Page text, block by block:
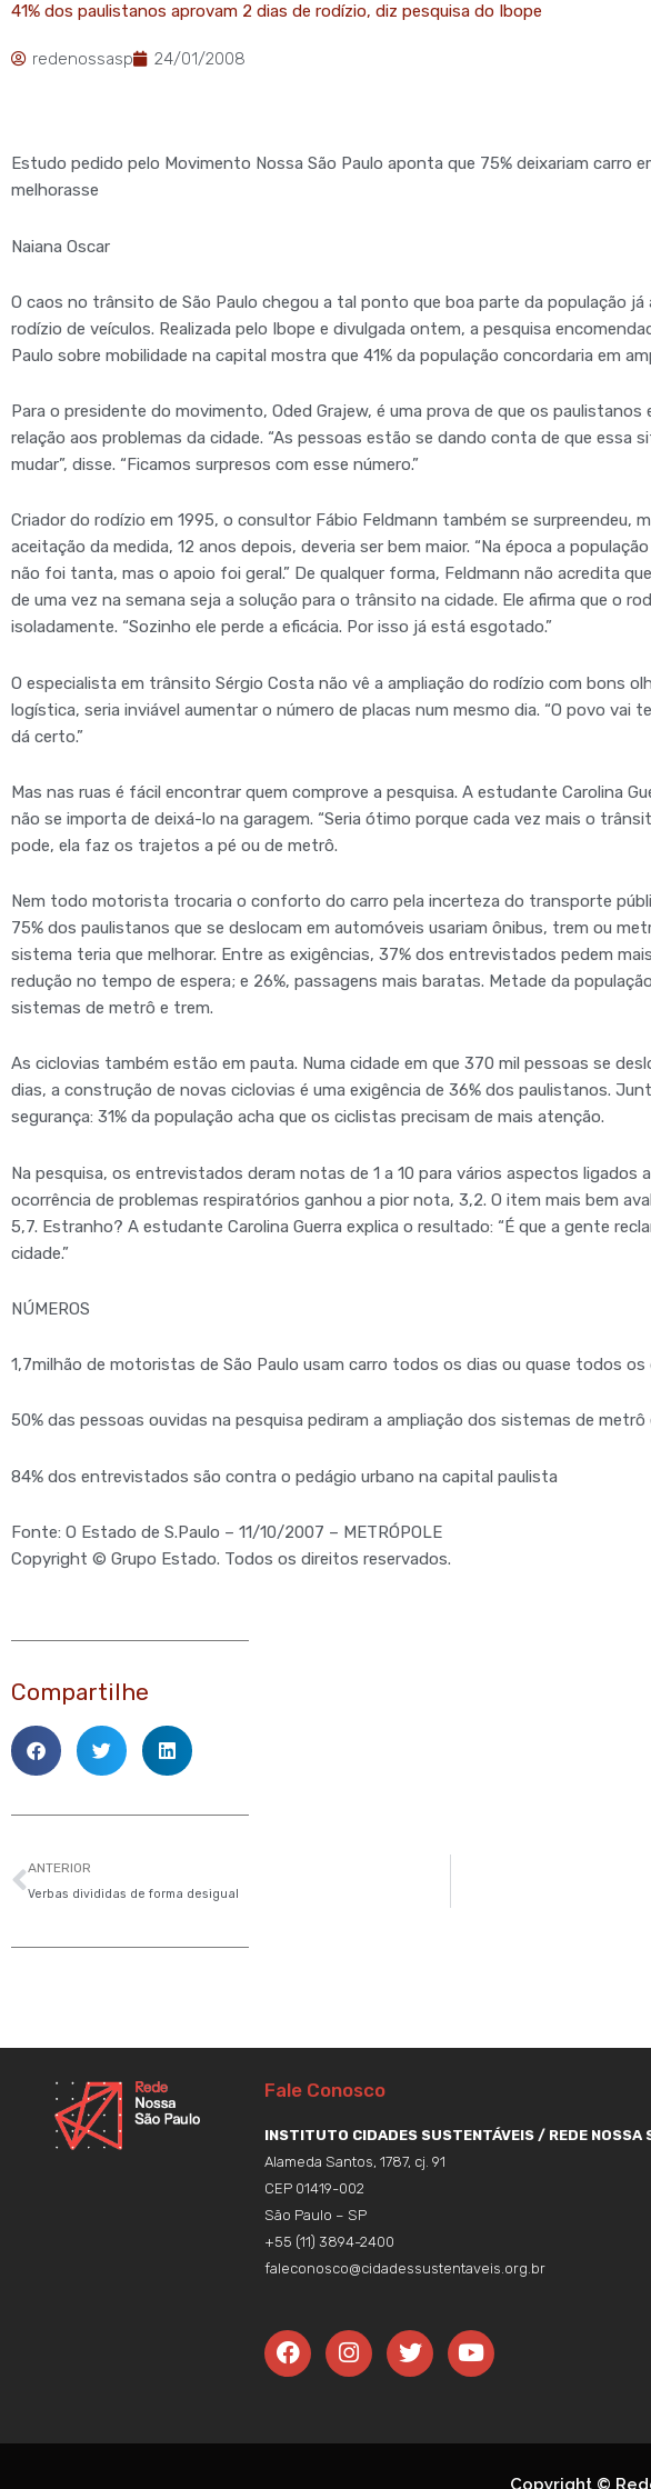
41% dos paulistanos aprovam 2 dias de rodízio, diz pesquisa do Ibope
redenossasp 24/01/2008
Estudo pedido pelo Movimento Nossa São Paulo aponta que 75% deixariam carro
melhorasse
Naiana Oscar
O caos no trânsito de São Paulo chegou a tal ponto que boa parte da população
rodízio de veículos. Realizada pelo Ibope e divulgada ontem, a pesquisa
Paulo sobre mobilidade na capital mostra que 41% da população concordaria em
Para o presidente do movimento, Oded Grajew, é uma prova de que os
relação aos problemas da cidade. “As pessoas estão se dando conta de que essa
mudar”, disse. “Ficamos surpresos com esse número.”
Criador do rodízio em 1995, o consultor Fábio Feldmann também se surpreendeu,
aceitação da medida, 12 anos depois, deveria ser bem maior. “Na época a
não foi tanta, mas o apoio foi geral.” De qualquer forma, Feldmann não acredita
de uma vez na semana seja a solução para o trânsito na cidade. Ele afirma que o
isoladamente. “Sozinho ele perde a eficácia. Por isso já está esgotado.”
O especialista em trânsito Sérgio Costa não vê a ampliação do rodízio com bons
logística, seria inviável aumentar o número de placas num mesmo dia. “O povo vai
dá certo.”
Mas nas ruas é fácil encontrar quem comprove a pesquisa. A estudante Carolina
não se importa de deixá-lo na garagem. “Seria ótimo porque cada vez mais o
pode, ela faz os trajetos a pé ou de metrô.
Nem todo motorista trocaria o conforto do carro pela incerteza do transporte
75% dos paulistanos que se deslocam em automóveis usariam ônibus, trem ou
sistema teria que melhorar. Entre as exigências, 37% dos entrevistados pedem
redução no tempo de espera; e 26%, passagens mais baratas. Metade da
sistemas de metrô e trem.
As ciclovias também estão em pauta. Numa cidade em que 370 mil pessoas se
dias, a construção de novas ciclovias é uma exigência de 36% dos paulistanos.
segurança: 31% da população acha que os ciclistas precisam de mais atenção.
Na pesquisa, os entrevistados deram notas de 1 a 10 para vários aspectos ligados
ocorrência de problemas respiratórios ganhou a pior nota, 3,2. O item mais bem
5,7. Estranho? A estudante Carolina Guerra explica o resultado: “É que a gente
cidade.”
NÚMEROS
1,7milhão de motoristas de São Paulo usam carro todos os dias ou quase todos os
50% das pessoas ouvidas na pesquisa pediram a ampliação dos sistemas de metrô
84% dos entrevistados são contra o pedágio urbano na capital paulista
Fonte: O Estado de S.Paulo – 11/10/2007 – METRÓPOLE
Copyright © Grupo Estado. Todos os direitos reservados.
Compartilhe
Anterior
ANTERIOR
Verbas divididas de forma desigual
Fale Conosco
INSTITUTO CIDADES SUSTENTÁVEIS / REDE NOSSA
Alameda Santos, 1787, cj. 91
CEP 01419-002
São Paulo – SP
+55 (11) 3894-2400
faleconosco@cidadessustentaveis.org.br
F
a
I
n
T
w
Y
o
Copyright ©